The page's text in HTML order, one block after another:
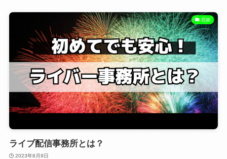
芸能
ライブ配信事務所とは？
2023年8月9日